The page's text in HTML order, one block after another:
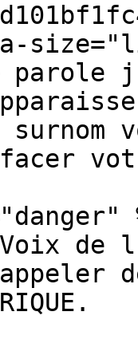
surnom
de